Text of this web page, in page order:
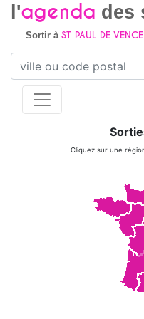
l'agenda des
Sortir à ST PAUL DE VENCE
Cliquez sur une